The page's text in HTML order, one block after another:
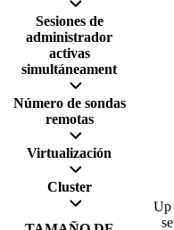
Sesiones de
administrador
activas
simultáneament
Número de sondas
remotas
Virtualización
Cluster
Up